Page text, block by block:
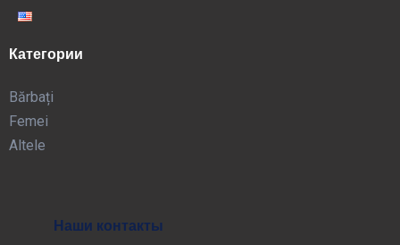
Категории
Bărbați
Femei
Altele
Наши контакты